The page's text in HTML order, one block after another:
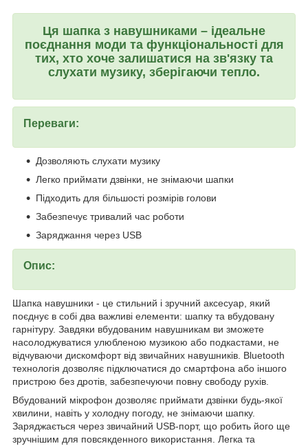
Ця шапка з навушниками – ідеальне
поєднання моди та функціональності для
тих, хто хоче залишатися на зв'язку та
слухати музику, зберігаючи тепло.
Переваги:
Дозволяють слухати музику
Легко приймати дзвінки, не знімаючи шапки
Підходить для більшості розмірів голови
Забезпечує тривалий час роботи
Заряджання через USB
Опис:
Шапка навушники - це стильний і зручний аксесуар, який
поєднує в собі два важливі елементи: шапку та вбудовану
гарнітуру. Завдяки вбудованим навушникам ви зможете
насолоджуватися улюбленою музикою або подкастами, не
відчуваючи дискомфорт від звичайних навушників. Bluetooth
технологія дозволяє підключатися до смартфона або іншого
пристрою без дротів, забезпечуючи повну свободу рухів.
Вбудований мікрофон дозволяє приймати дзвінки будь-якої
хвилини, навіть у холодну погоду, не знімаючи шапку.
Заряджається через звичайний USB-порт, що робить його ще
зручнішим для повсякденного використання. Легка та